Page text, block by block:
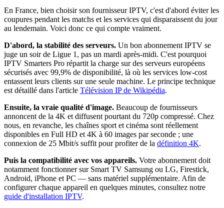
En France, bien choisir son fournisseur IPTV, c'est d'abord éviter les
coupures pendant les matchs et les services qui disparaissent du jour
au lendemain. Voici donc ce qui compte vraiment.
D'abord, la stabilité des serveurs. Un bon abonnement IPTV se
juge un soir de Ligue 1, pas un mardi après-midi. C'est pourquoi
IPTV Smarters Pro répartit la charge sur des serveurs européens
sécurisés avec 99,9% de disponibilité, là où les services low-cost
entassent leurs clients sur une seule machine. Le principe technique
est détaillé dans l'article Télévision IP de Wikipédia.
Ensuite, la vraie qualité d'image. Beaucoup de fournisseurs
annoncent de la 4K et diffusent pourtant du 720p compressé. Chez
nous, en revanche, les chaînes sport et cinéma sont réellement
disponibles en Full HD et 4K à 60 images par seconde ; une
connexion de 25 Mbit/s suffit pour profiter de la définition 4K.
Puis la compatibilité avec vos appareils. Votre abonnement doit
notamment fonctionner sur Smart TV Samsung ou LG, Firestick,
Android, iPhone et PC — sans matériel supplémentaire. Afin de
configurer chaque appareil en quelques minutes, consultez notre
guide d'installation IPTV.